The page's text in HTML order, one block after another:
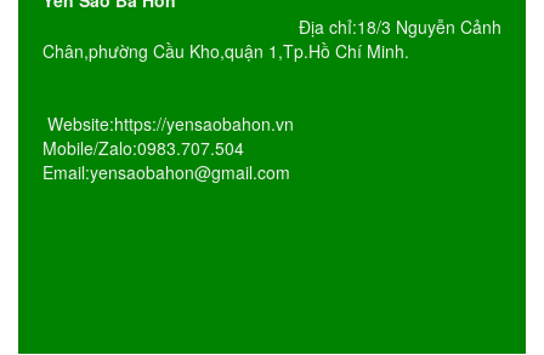
Địa chỉ:18/3 Nguyễn Cảnh
Chân,phường Cầu Kho,quận 1,Tp.Hồ Chí Minh.
Website:https://yensaobahon.vn
Mobile/Zalo:0983.707.504
Email:yensaobahon@gmail.com